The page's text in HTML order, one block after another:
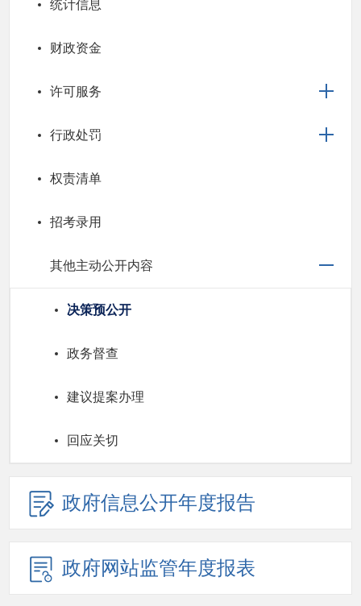
统计信息
财政资金
许可服务
行政处罚
权责清单
招考录用
其他主动公开内容
决策预公开
政务督查
建议提案办理
回应关切
政府信息公开年度报告
政府网站监管年度报表